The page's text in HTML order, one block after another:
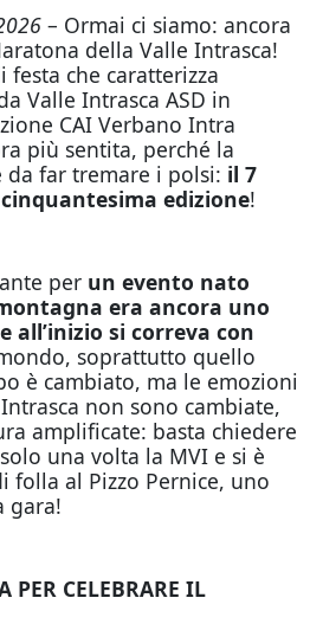
– Ormai ci siamo: ancora
della Valle Intrasca!
che caratterizza
Valle Intrasca ASD in
CAI Verbano Intra
più sentita, perché la
far tremare i polsi: il 7
edizione!
per un evento nato
era ancora uno
all’inizio si correva con
soprattutto quello
è cambiato, ma le emozioni
non sono cambiate,
amplificate: basta chiedere
una volta la MVI e si è
folla al Pizzo Pernice, uno
gara!
PER CELEBRARE IL